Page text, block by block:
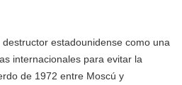
estadounidense como una
internacionales para evitar la
de 1972 entre Moscú y